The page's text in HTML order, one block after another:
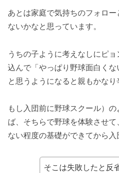
あとは家庭で気持ちのフォロ
ないかなと思っています。
うちの子ように考えなしにピ
込んで「やっぱり野球面白くな
と思うようになると親もかなり
もし入団前に野球スクール）
ば、そちらで野球を体験させ
ない程度の基礎ができてから入
そこは失敗したと反